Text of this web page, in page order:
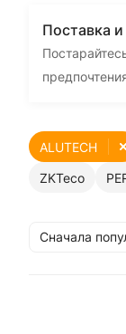
Поставка
ALUTECH
ZKTeco
Сначала